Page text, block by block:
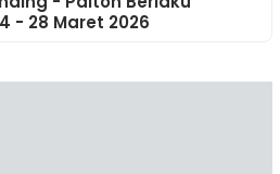
- 28 Maret 2026